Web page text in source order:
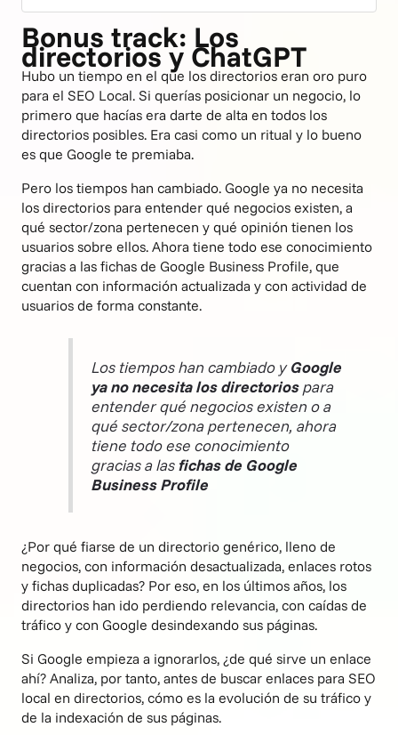
Bonus track: Los
directorios y ChatGPT
Hubo un tiempo en el que los directorios eran oro puro
para el SEO Local. Si querías posicionar un negocio, lo
primero que hacías era darte de alta en todos los
directorios posibles. Era casi como un ritual y lo bueno
es que Google te premiaba.
Pero los tiempos han cambiado. Google ya no necesita
los directorios para entender qué negocios existen, a
qué sector/zona pertenecen y qué opinión tienen los
usuarios sobre ellos. Ahora tiene todo ese conocimiento
gracias a las fichas de Google Business Profile, que
cuentan con información actualizada y con actividad de
usuarios de forma constante.
Los tiempos han cambiado yGoogle
ya no necesita los directoriospara
entender qué negocios existen o a
qué sector/zona pertenecen, ahora
tiene todo ese conocimiento
gracias a las fichas de Google
Business Profile
¿Por qué fiarse de un directorio genérico, lleno de
negocios, con información desactualizada, enlaces rotos
y fichas duplicadas? Por eso, en los últimos años, los
directorios han ido perdiendo relevancia, con caídas de
tráfico y con Google desindexando sus páginas.
Si Google empieza a ignorarlos, ¿de qué sirve un enlace
ahí? Analiza, por tanto, antes de buscar enlaces para SEO
local en directorios, cómo es la evolución de su tráfico y
de la indexación de sus páginas.